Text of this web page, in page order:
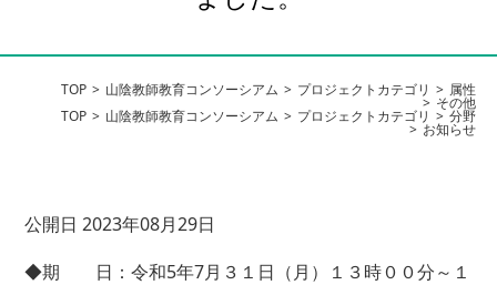
TOP 山陰教師教育コンソーシアム プロジェクトカテゴリ 属性
その他
TOP 山陰教師教育コンソーシアム プロジェクトカテゴリ 分野
お知らせ
公開日 2023年08月29日
◆期 日：令和5年7月３１日（月）１３時００分～１